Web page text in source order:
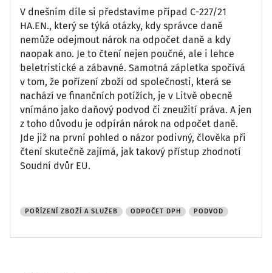
V dnešním díle si představíme případ C-227/21
HA.EN., který se týká otázky, kdy správce daně
nemůže odejmout nárok na odpočet daně a kdy
naopak ano. Je to čtení nejen poučné, ale i lehce
beletristické a zábavné. Samotná zápletka spočívá
v tom, že pořízení zboží od společnosti, která se
nachází ve finančních potížích, je v Litvě obecně
vnímáno jako daňový podvod či zneužití práva. A jen
z toho důvodu je odpírán nárok na odpočet daně.
Jde již na první pohled o názor podivný, člověka při
čtení skutečně zajímá, jak takový přístup zhodnotí
Soudní dvůr EU.
POŘÍZENÍ ZBOŽÍ A SLUŽEB ODPOČET DPH PODVOD